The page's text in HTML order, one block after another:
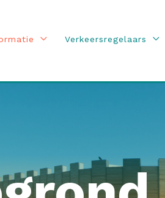
Verkeersregelaars